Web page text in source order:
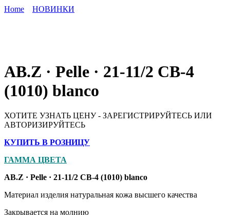
Home
НОВИНКИ
AB.Z · Pelle · 21-11/2 СВ-4
(1010) blanco
ХОТИТЕ УЗНАТЬ ЦЕНУ - ЗАРЕГИСТРИРУЙТЕСЬ ИЛИ
АВТОРИЗИРУЙТЕСЬ
КУПИТЬ В РОЗНИЦУ
ГАММА ЦВЕТА
AB.Z · Pelle · 21-11/2 СВ-4 (1010) blanco
Материал изделия натуральная кожа высшего качества
Закрывается на молнию